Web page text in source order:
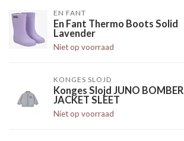
EN FANT
En Fant Thermo Boots Solid
Lavender
Niet op voorraad
KONGES SLOJD
Konges Slojd JUNO BOMBER
JACKET SLEET
Niet op voorraad